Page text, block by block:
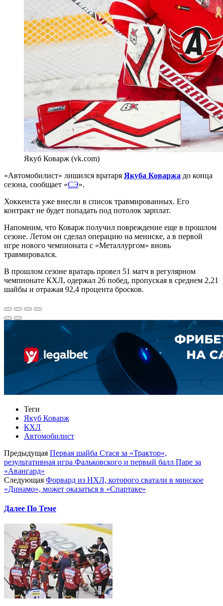
Якуб Коварж (vk.com)
«Автомобилист» лишился вратаря Якуба Коваржа до конца
сезона, сообщает «СЭ».
Хоккеиста уже внесли в список травмированных. Его
контракт не будет попадать под потолок зарплат.
Напомним, что Коварж получил повреждение еще в прошлом
сезоне. Летом он сделал операцию на мениске, а в первой
игре нового чемпионата с «Металлургом» вновь
травмировался.
В прошлом сезоне вратарь провел 51 матч в регулярном
чемпионате КХЛ, одержал 26 побед, пропуская в среднем 2,21
шайбы и отражая 92,4 процента бросков.
Теги
Якуб Коварж
КХЛ
Автомобилист
Предыдущая Первая шайба Стася за «Трактор»,
результативная игра Фальковского и первый балл Паре за
«Авангард»
Следующая Форвард из НХЛ, которого сватали в минское
«Динамо», может оказаться в «Спартаке»
Далее По Теме